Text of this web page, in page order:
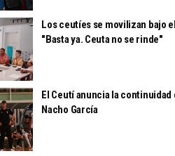
Los ceutíes se movilizan bajo
"Basta ya. Ceuta no se rinde"
El Ceutí anuncia la continuidad
Nacho García